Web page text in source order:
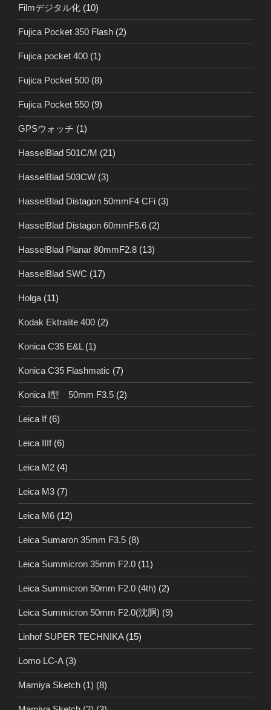
Filmデジタル化 (10)
Fujica Pocket 350 Flash (2)
Fujica pocket 400 (1)
Fujica Pocket 500 (8)
Fujica Pocket 550 (9)
GPSウォッチ (1)
HasselBlad 501C/M (21)
HasselBlad 503CW (3)
HasselBlad Distagon 50mmF4 CFi (3)
HasselBlad Distagon 60mmF5.6 (2)
HasselBlad Planar 80mmF2.8 (13)
HasselBlad SWC (17)
Holga (11)
Kodak Ektralite 400 (2)
Konica C35 E&L (1)
Konica C35 Flashmatic (7)
Konica I型 50mm F3.5 (2)
Leica If(6)
Leica IIIf(6)
Leica M2 (4)
Leica M3 (7)
Leica M6 (12)
Leica Sumaron 35mm F3.5 (8)
Leica Summicron 35mm F2.0 (11)
Leica Summicron 50mm F2.0 (4th) (2)
Leica Summicron 50mm F2.0(沈胴) (9)
Linhof SUPER TECHNIKA(15)
Lomo LC-A(3)
Mamiya Sketch (1) (8)